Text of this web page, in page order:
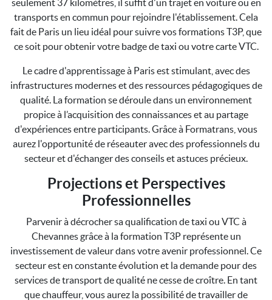
seulement 37 kilomètres, il suffit d'un trajet en voiture ou en
transports en commun pour rejoindre l'établissement. Cela
fait de Paris un lieu idéal pour suivre vos formations T3P, que
ce soit pour obtenir votre badge de taxi ou votre carte VTC.
Le cadre d'apprentissage à Paris est stimulant, avec des
infrastructures modernes et des ressources pédagogiques de
qualité. La formation se déroule dans un environnement
propice à l’acquisition des connaissances et au partage
d'expériences entre participants. Grâce à Formatrans, vous
aurez l'opportunité de réseauter avec des professionnels du
secteur et d'échanger des conseils et astuces précieux.
Projections et Perspectives
Professionnelles
Parvenir à décrocher sa qualification de taxi ou VTC à
Chevannes grâce à la formation T3P représente un
investissement de valeur dans votre avenir professionnel. Ce
secteur est en constante évolution et la demande pour des
services de transport de qualité ne cesse de croître. En tant
que chauffeur, vous aurez la possibilité de travailler de